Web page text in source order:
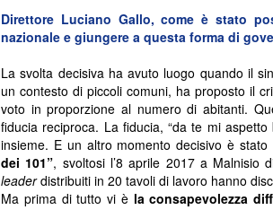
Direttore Luciano Gallo, come è stato
nazionale e giungere a questa forma di
La svolta decisiva ha avuto luogo quando il
un contesto di piccoli comuni, ha proposto il
voto in proporzione al numero di abitanti.
fiducia reciproca. La fiducia, “da te mi
insieme. E un altro momento decisivo è stato
dei 101”, svoltosi l’8 aprile 2017 a Malnisio
leaderdistribuiti in 20 tavoli di lavoro hanno
Ma prima di tutto vi è la consapevolezza